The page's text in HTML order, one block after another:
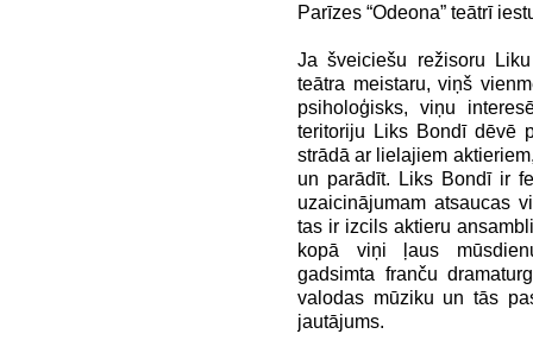
Parīzes “Odeona” teātrī
Ja šveiciešu režisoru
teātra meistaru, viņš
psiholoģisks, viņu
teritoriju Liks Bondī dēvē
strādā ar lielajiem
un parādīt. Liks Bondī ir
uzaicinājumam atsaucas
tas ir izcils aktieru
kopā viņi ļaus
gadsimta franču
valodas mūziku un tās
jautājums.